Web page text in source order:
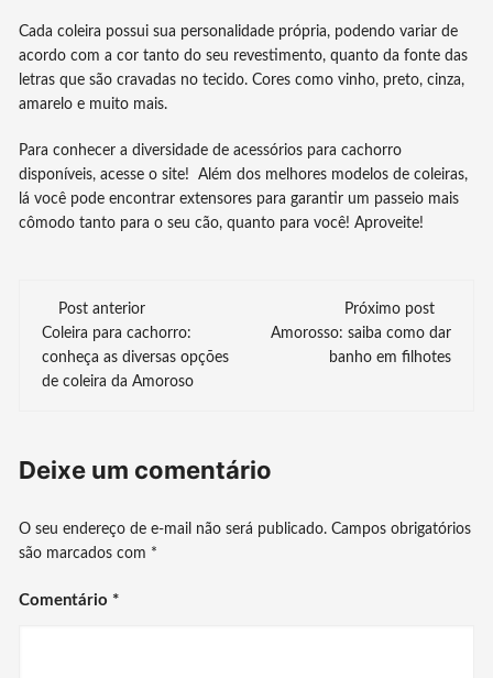
Cada coleira possui sua personalidade própria, podendo variar de
acordo com a cor tanto do seu revestimento, quanto da fonte das
letras que são cravadas no tecido. Cores como vinho, preto, cinza,
amarelo e muito mais.
Para conhecer a diversidade de acessórios para cachorro
disponíveis, acesse o site! Além dos melhores modelos de coleiras,
lá você pode encontrar extensores para garantir um passeio mais
cômodo tanto para o seu cão, quanto para você! Aproveite!
Navegação
de
post
Post anterior
Coleira para cachorro:
conheça as diversas opções
de coleira da Amoroso
Próximo post
Amorosso: saiba como dar
banho em filhotes
Deixe um comentário
O seu endereço de e-mail não será publicado. Campos obrigatórios
são marcados com *
Comentário *